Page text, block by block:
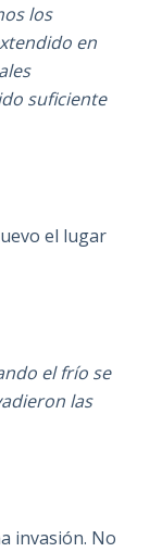
los
en
suficiente
el lugar
el frío se
las
invasión. No